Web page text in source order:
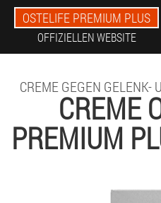
OSTELIFE PREMIUM PLUS
OFFIZIELLEN WEBSITE
CREME GEGEN GELENK-
CREME
PREMIUM